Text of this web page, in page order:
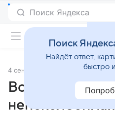
Поиск Яндекса
4 сентября 2024 Источник:ТАСС
Волевая,
Поиск
Найдёт ответ,
быстро